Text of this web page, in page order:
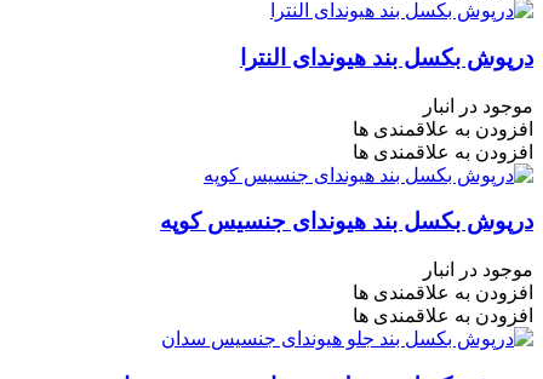
درپوش بکسل بند هیوندای النترا
موجود در انبار
افزودن به علاقمندی ها
افزودن به علاقمندی ها
درپوش بکسل بند هیوندای جنسیس کوپه
موجود در انبار
افزودن به علاقمندی ها
افزودن به علاقمندی ها